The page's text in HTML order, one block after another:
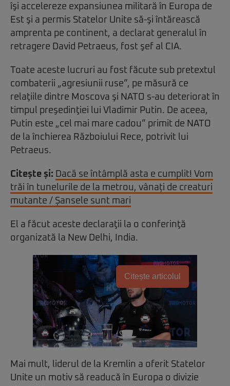
îşi accelereze expansiunea militară în Europa de
Est şi a permis Statelor Unite să-şi întărească
amprenta pe continent, a declarat generalul în
retragere David Petraeus, fost şef al CIA.
Toate aceste lucruri au fost făcute sub pretextul
combaterii „agresiunii ruse”, pe măsură ce
relaţiile dintre Moscova şi NATO s-au deteriorat în
timpul preşedinţiei lui Vladimir Putin. De aceea,
Putin este „cel mai mare cadou” primit de NATO
de la închierea Războiului Rece, potrivit lui
Petraeus.
Citește și: Dacă se întâmplă asta e cumplit! Vom
trăi în tunelurile de la metrou, vânați de creaturi
mutante / Șansele sunt mari
El a făcut aceste declaraţii la o conferinţă
organizată la New Delhi, India.
Citește articolul
Mai mult, liderul de la Kremlin a oferit Statelor
Unite un motiv să readucă în Europa o divizie